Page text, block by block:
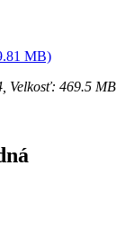
MB)
Velkosť: 469.5 MB